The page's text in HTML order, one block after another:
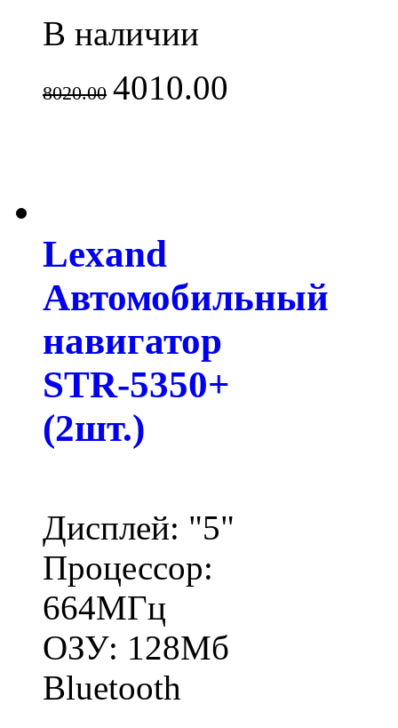
В наличии
8020.00 4010.00
Lexand
Автомобильный
навигатор
STR-5350+
(2шт.)
Дисплей: "5"
Процессор:
664МГц
ОЗУ: 128Мб
Bluetooth